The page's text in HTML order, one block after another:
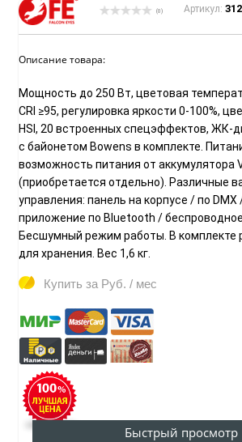
(0) Артикул:
Описание товара:
Мощность до 250 Вт, цветовая
CRI ≥95, регулировка яркости 0-100%,
HSI, 20 встроенных спецэффектов, ЖК-
с байонетом Bowens в комплекте.
возможность питания от аккумулятора
(приобретается отдельно). Различные
управления: панель на корпусе / по DMX
приложение по Bluetooth / беспроводное
Бесшумный режим работы. В комплекте
для хранения. Вес 1,6 кг.
Купить за Руб. / мес
Быстрый просмотр